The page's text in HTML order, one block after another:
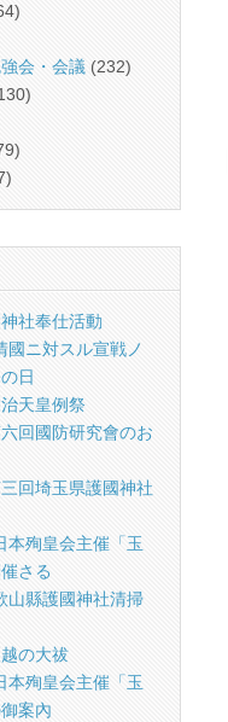
会・会議 (232)
社奉仕活動
國ニ対スル宣戦ノ
日
治天皇例祭
六回國防研究會のお
三回埼玉県護國神社
本殉皇会主催「玉
さる
山縣護國神社清掃
越の大祓
本殉皇会主催「玉
案內